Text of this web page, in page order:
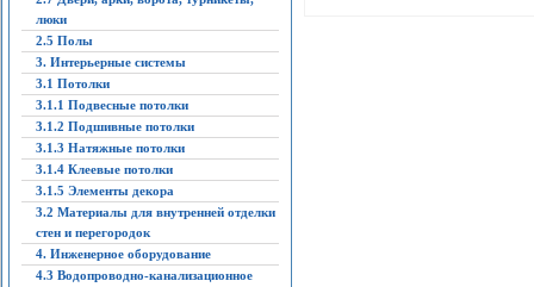
люки
2.5 Полы
3. Интерьерные системы
3.1 Потолки
3.1.1 Подвесные потолки
3.1.2 Подшивные потолки
3.1.3 Натяжные потолки
3.1.4 Клеевые потолки
3.1.5 Элементы декора
3.2 Материалы для внутренней отделки
стен и перегородок
4. Инженерное оборудование
4.3 Водопроводно-канализационное